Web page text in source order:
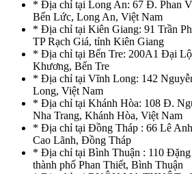
* Địa chỉ tại Long An: 67 Đ. Phan
Bến Lức, Long An, Việt Nam
* Địa chỉ tại Kiên Giang: 91 Trần
TP Rạch Giá, tỉnh Kiên Giang
* Địa chỉ tại Bến Tre: 200A1 Đại
Khương, Bến Tre
* Địa chỉ tại Vĩnh Long: 142
Long, Việt Nam
* Địa chỉ tại Khánh Hòa: 108 Đ.
Nha Trang, Khánh Hòa, Việt Nam
* Địa chỉ tại Đồng Tháp : 66 Lê
Cao Lãnh, Đồng Tháp
* Địa chỉ tại Bình Thuận : 110
thành phố Phan Thiết, Bình Thuận